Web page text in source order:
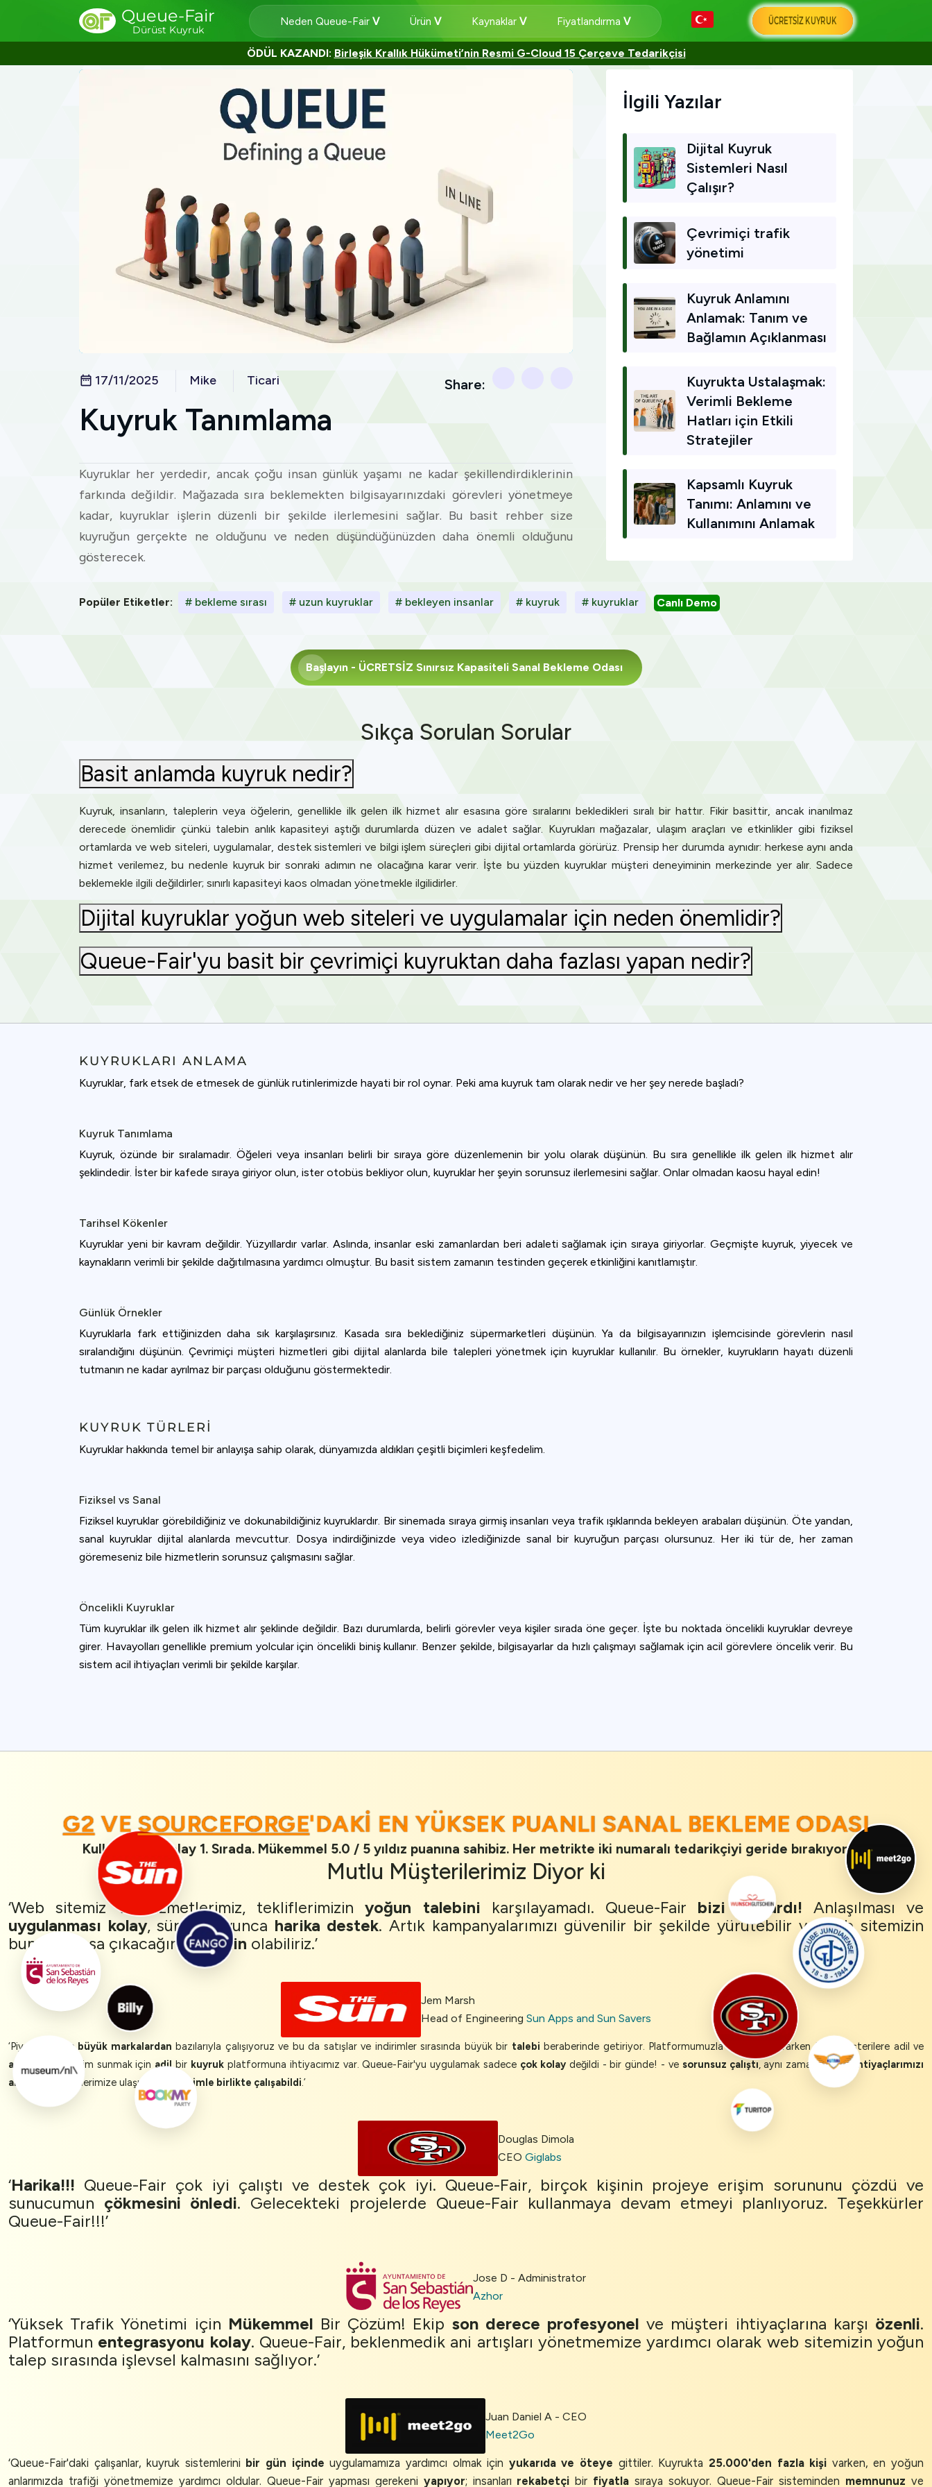
Queue-Fair
Dürüst Kuyruk
Neden Queue-Fair Ürün Kaynaklar Fiyatlandırma ÜCRETSIZ KUYRUK
ÖDÜL KAZANDI: Birleşik Krallık Hükümeti’nin Resmi G-Cloud 15 Çerçeve Tedarikçisi
17/11/2025 Mike Ticari Share:
Kuyruk Tanımlama
Kuyruklar her yerdedir, ancak çoğu insan günlük yaşamı ne kadar şekillendirdiklerinin
farkında değildir. Mağazada sıra beklemekten bilgisayarınızdaki görevleri yönetmeye
kadar, kuyruklar işlerin düzenli bir şekilde ilerlemesini sağlar. Bu basit rehber size
kuyruğun gerçekte ne olduğunu ve neden düşündüğünüzden daha önemli olduğunu
gösterecek.
İlgili Yazılar
Dijital Kuyruk
Sistemleri Nasıl
Çalışır?
Çevrimiçi trafik
yönetimi
Kuyruk Anlamını
Anlamak: Tanım ve
Bağlamın Açıklanması
Kuyrukta Ustalaşmak:
Verimli Bekleme
Hatları için Etkili
Stratejiler
Kapsamlı Kuyruk
Tanımı: Anlamını ve
Kullanımını Anlamak
Popüler Etiketler: # bekleme sırası # uzun kuyruklar # bekleyen insanlar # kuyruk # kuyruklar Canlı Demo
Başlayın- ÜCRETSİZ Sınırsız Kapasiteli Sanal Bekleme Odası
Sıkça Sorulan Sorular
Basit anlamda kuyruk nedir?
Kuyruk, insanların, taleplerin veya öğelerin, genellikle ilk gelen ilk hizmet alır esasına göre sıralarını bekledikleri sıralı bir hattır. Fikir basittir, ancak inanılmaz
derecede önemlidir çünkü talebin anlık kapasiteyi aştığı durumlarda düzen ve adalet sağlar. Kuyrukları mağazalar, ulaşım araçları ve etkinlikler gibi fiziksel
ortamlarda ve web siteleri, uygulamalar, destek sistemleri ve bilgi işlem süreçleri gibi dijital ortamlarda görürüz. Prensip her durumda aynıdır: herkese aynı anda
hizmet verilemez, bu nedenle kuyruk bir sonraki adımın ne olacağına karar verir. İşte bu yüzden kuyruklar müşteri deneyiminin merkezinde yer alır. Sadece
beklemekle ilgili değildirler; sınırlı kapasiteyi kaos olmadan yönetmekle ilgilidirler.
Dijital kuyruklar yoğun web siteleri ve uygulamalar için neden önemlidir?
Queue-Fair'yu basit bir çevrimiçi kuyruktan daha fazlası yapan nedir?
KUYRUKLARI ANLAMA
Kuyruklar, fark etsek de etmesek de günlük rutinlerimizde hayati bir rol oynar. Peki ama kuyruk tam olarak nedir ve her şey nerede başladı?
Kuyruk Tanımlama
Kuyruk, özünde bir sıralamadır. Öğeleri veya insanları belirli bir sıraya göre düzenlemenin bir yolu olarak düşünün. Bu sıra genellikle ilk gelen ilk hizmet alır
şeklindedir. İster bir kafede sıraya giriyor olun, ister otobüs bekliyor olun, kuyruklar her şeyin sorunsuz ilerlemesini sağlar. Onlar olmadan kaosu hayal edin!
Tarihsel Kökenler
Kuyruklar yeni bir kavram değildir. Yüzyıllardır varlar. Aslında, insanlar eski zamanlardan beri adaleti sağlamak için sıraya giriyorlar. Geçmişte kuyruk, yiyecek ve
kaynakların verimli bir şekilde dağıtılmasına yardımcı olmuştur. Bu basit sistem zamanın testinden geçerek etkinliğini kanıtlamıştır.
Günlük Örnekler
Kuyruklarla fark ettiğinizden daha sık karşılaşırsınız. Kasada sıra beklediğiniz süpermarketleri düşünün. Ya da bilgisayarınızın işlemcisinde görevlerin nasıl
sıralandığını düşünün. Çevrimiçi müşteri hizmetleri gibi dijital alanlarda bile talepleri yönetmek için kuyruklar kullanılır. Bu örnekler, kuyrukların hayatı düzenli
tutmanın ne kadar ayrılmaz bir parçası olduğunu göstermektedir.
KUYRUK TÜRLERI
Kuyruklar hakkında temel bir anlayışa sahip olarak, dünyamızda aldıkları çeşitli biçimleri keşfedelim.
Fiziksel vs Sanal
Fiziksel kuyruklar görebildiğiniz ve dokunabildiğiniz kuyruklardır. Bir sinemada sıraya girmiş insanları veya trafik ışıklarında bekleyen arabaları düşünün. Öte yandan,
sanal kuyruklar dijital alanlarda mevcuttur. Dosya indirdiğinizde veya video izlediğinizde sanal bir kuyruğun parçası olursunuz. Her iki tür de, her zaman
göremeseniz bile hizmetlerin sorunsuz çalışmasını sağlar.
Öncelikli Kuyruklar
Tüm kuyruklar ilk gelen ilk hizmet alır şeklinde değildir. Bazı durumlarda, belirli görevler veya kişiler sırada öne geçer. İşte bu noktada öncelikli kuyruklar devreye
girer. Havayolları genellikle premium yolcular için öncelikli biniş kullanır. Benzer şekilde, bilgisayarlar da hızlı çalışmayı sağlamak için acil görevlere öncelik verir. Bu
sistem acil ihtiyaçları verimli bir şekilde karşılar.
G2VESOURCEFORGE'DAKI EN YÜKSEK PUANLI SANAL BEKLEME ODASI
Kullanımı En Kolay 1. Sırada. Mükemmel 5.0 / 5 yıldız puanına sahibiz. Her metrikte iki numaralı tedarikçiyi geride bırakıyor.
Mutlu Müşterilerimiz Diyor ki
‘Web sitemiz ve hizmetlerimiz, tekliflerimizinyoğun talebini karşılayamadı. Queue-Fair bizi kurtardı! Anlaşılması ve
uygulanması kolay, süreç boyunca harika destek. Artık kampanyalarımızı güvenilir bir şekilde yürütebilir ve web sitemizin
bununla başa çıkacağındanemin olabiliriz.’
Jem Marsh
Head of Engineering Sun Apps and Sun Savers
‘Piyasadaki en büyük markalardan bazılarıyla çalışıyoruz ve bu da satışlar ve indirimler sırasında büyük bir talebi beraberinde getiriyor. Platformumuzla etkileşim kurarken tüm müşterilere adil ve
acısız
bir deneyim sunmak için adilbir kuyrukplatformuna ihtiyacımız var. Queue-Fair'yu uygulamak sadece çok kolaydeğildi - bir günde! - ve sorunsuz çalıştı, aynı zamanda ekip
ihtiyaçlarımızı
anladı
ve hedeflerimize ulaşmak için bizimle birlikte çalışabildi.’
Douglas Dimola
CEO Giglabs
‘Harika!!! Queue-Fair çok iyi çalıştı ve destek çok iyi. Queue-Fair, birçok kişinin projeye erişim sorununu çözdü ve
sunucumun çökmesini önledi. Gelecekteki projelerde Queue-Fair kullanmaya devam etmeyi planlıyoruz. Teşekkürler
Queue-Fair!!!’
Jose D - Administrator
Azhor
‘Yüksek Trafik Yönetimi için Mükemmel Bir Çözüm! Ekip son derece profesyonel ve müşteri ihtiyaçlarına karşı özenli.
Platformun entegrasyonu kolay. Queue-Fair, beklenmedik ani artışları yönetmemize yardımcı olarak web sitemizin yoğun
talep sırasında işlevsel kalmasını sağlıyor.’
Juan Daniel A - CEO
Meet2Go
‘Queue-Fair'daki çalışanlar, kuyruk sistemlerini bir gün içinde uygulamamıza yardımcı olmak için yukarıda ve öteye gittiler. Kuyrukta 25.000'den fazla kişi varken, en yoğun
anlarımızda trafiği yönetmemize yardımcı oldular. Queue-Fair yapması gerekeni yapıyor; insanları rekabetçi bir fiyatla sıraya sokuyor. Queue-Fair sisteminden memnunuz ve